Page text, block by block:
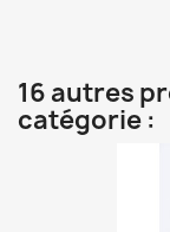
16 autres
catégorie :